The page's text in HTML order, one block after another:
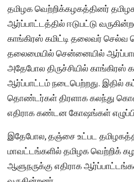
தமிழக வெற்றிக்கழகத்தினர்
ஆர்ப்பாட்டத்தில் ஈடுபட்டு
காங்கிரஸ் கமிட்டி தலைவர் செல்வ
தலைமையில் சென்னையில்
அதேபோல திருச்சியில் காங்கிரஸ்
ஆர்ப்பாட்டம் நடைபெற்றது. இதில்
தொண்டர்கள் திரளாக கலந்து
எதிராக கண்டன கோஷங்கள்
இதேபோல, தஞ்சை உட்பட
மாவட்டங்களில் தமிழக வெற்றிக்
ஆளுநருக்கு எதிராக